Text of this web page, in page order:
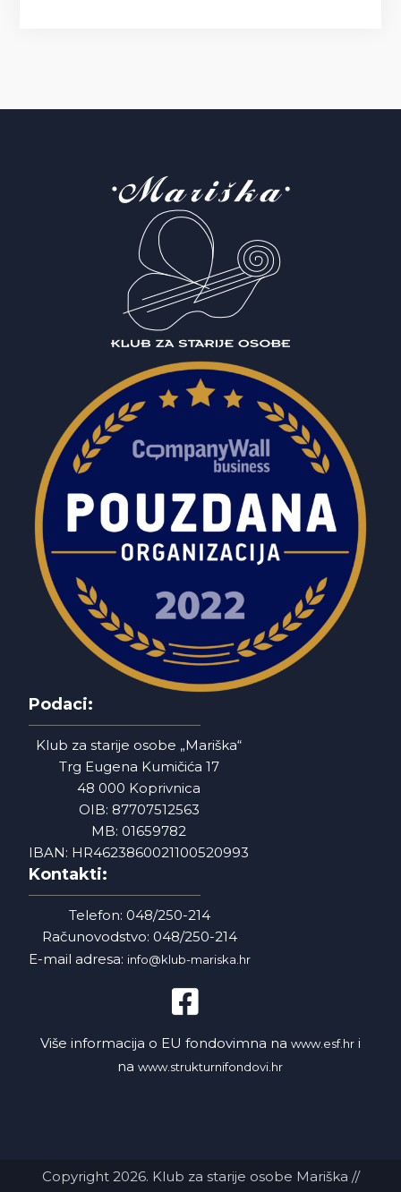
Podaci:
Klub za starije osobe „Mariška“
Trg Eugena Kumičića 17
48 000 Koprivnica
OIB: 87707512563
MB: 01659782
IBAN: HR4623860021100520993
Kontakti:
Telefon: 048/250-214
Računovodstvo: 048/250-214
E-mail adresa: info@klub-mariska.hr
Više informacija o EU fondovimna na www.esf.hri
nawww.strukturnifondovi.hr
Copyright 2026. Klub za starije osobe Mariška //